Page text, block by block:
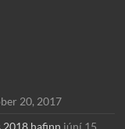
20, 2017
hafinn júní 15,